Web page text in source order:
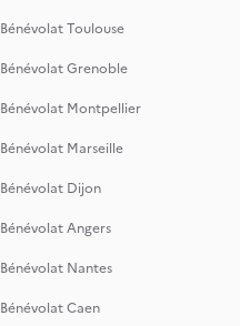
Bénévolat Toulouse
Bénévolat Grenoble
Bénévolat Montpellier
Bénévolat Marseille
Bénévolat Dijon
Bénévolat Angers
Bénévolat Nantes
Bénévolat Caen